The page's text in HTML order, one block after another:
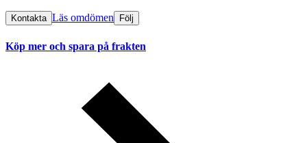
Kontakta Läs omdömen Följ
Köp mer och spara på frakten